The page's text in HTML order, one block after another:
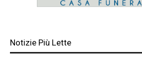
Notizie Più Lette